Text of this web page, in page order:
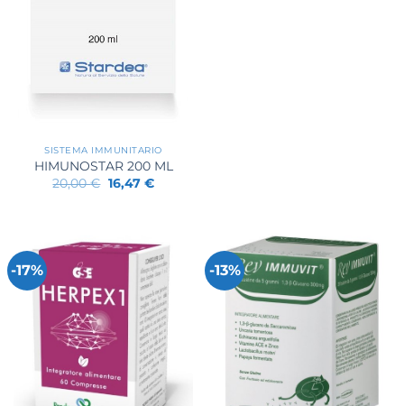
SISTEMA IMMUNITARIO
HIMUNOSTAR 200 ML
20,00€ Il
prezzo
16,47 €Il
-17% -13%